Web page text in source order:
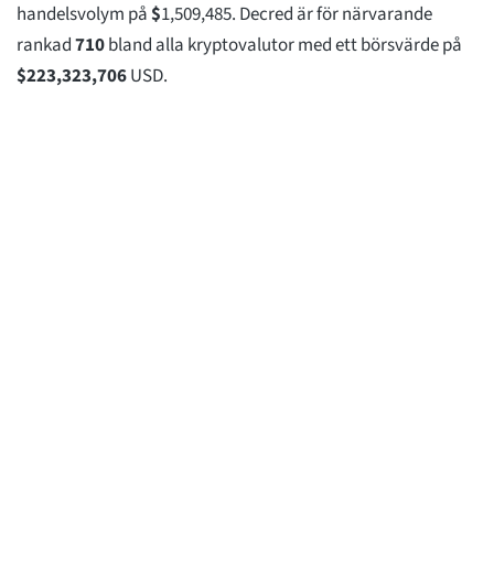
handelsvolym på$1,509,485. Decred är för närvarande
rankad710bland alla kryptovalutor med ett börsvärde på
$223,323,706USD.